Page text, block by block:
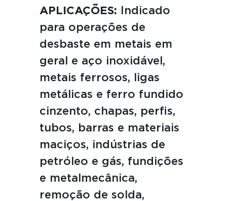
APLICAÇÕES:
Indicado
para operações de
desbaste em metais em
geral e aço inoxidável,
metais ferrosos, ligas
metálicas e ferro fundido
cinzento, chapas, perfis,
tubos, barras e materiais
maciços, indústrias de
petróleo e gás, fundições
e metalmecânica,
remoção de solda,